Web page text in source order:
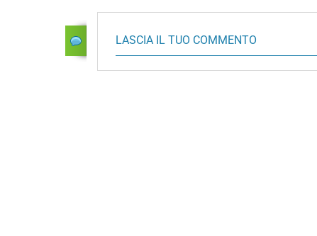
LASCIA IL TUO COMMENTO